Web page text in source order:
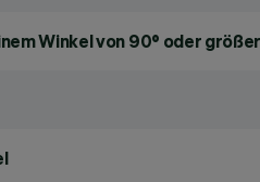
Winkel von 90° oder